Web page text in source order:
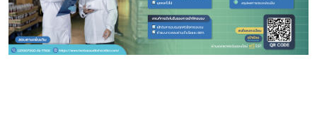
สมุนไพรใหม่
โควิด